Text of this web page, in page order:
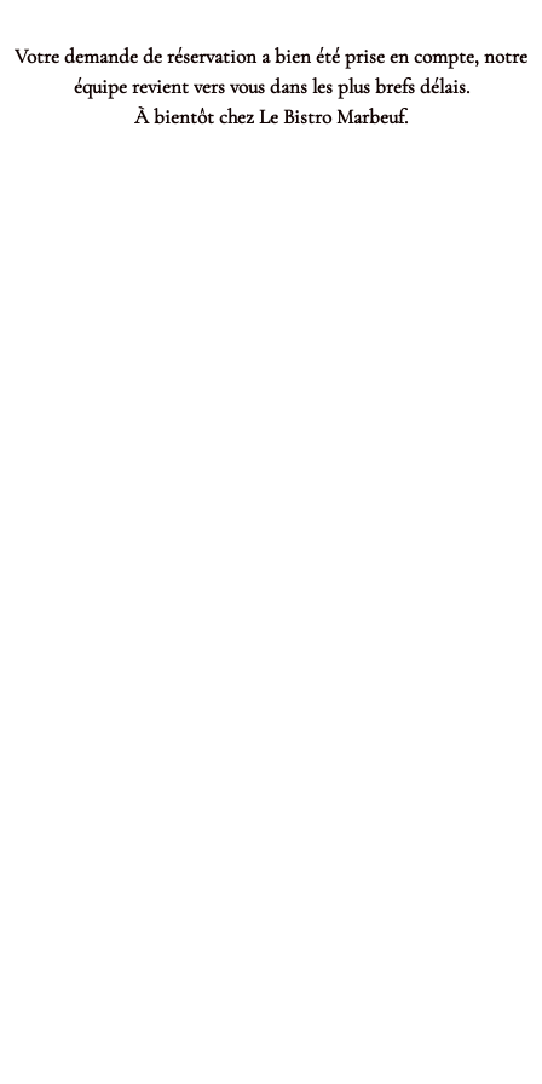
Votre demande de réservation a bien été prise en compte, notre
équipe revient vers vous dans les plus brefs délais.
À bientôt chez Le Bistro Marbeuf.